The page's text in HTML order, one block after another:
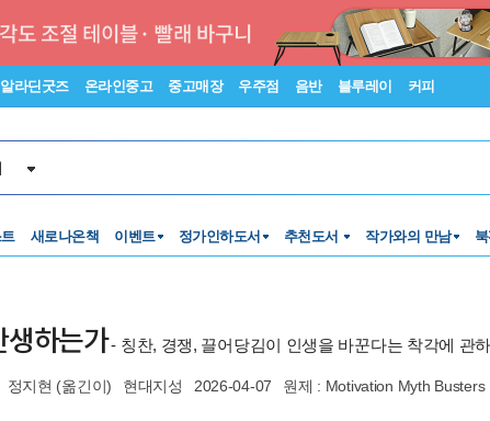
알라딘굿즈 온라인중고 중고매장 우주점 음반 블루레이 커피
새로나온책 이벤트 정가인하도서 추천도서 작가와의 만남
생하는가- 칭찬, 경쟁, 끌어당김이 인생을 바꾼다는 착각에 관
정지현 (옮긴이) 현대지성 2026-04-07 원제 : Motivation Myth Busters